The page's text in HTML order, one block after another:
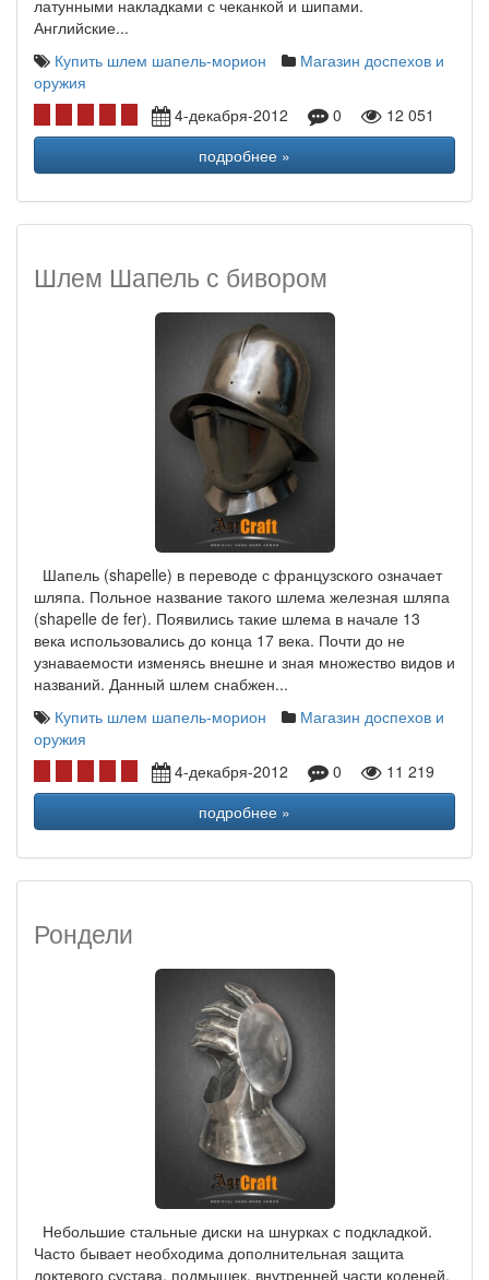
латунными накладками с чеканкой и шипами.
Английские...
Купить шлем шапель-морион
Магазин доспехов и
оружия
4-декабря-2012
0
12 051
подробнее »
Шлем Шапель с бивором
Шапель (shapelle) в переводе с французского означает
шляпа. Польное название такого шлема железная шляпа
(shapelle de fer). Появились такие шлема в начале 13
века использовались до конца 17 века. Почти до не
узнаваемости изменясь внешне и зная множество видов и
названий. Данный шлем снабжен...
Купить шлем шапель-морион
Магазин доспехов и
оружия
4-декабря-2012
0
11 219
подробнее »
Рондели
Небольшие стальные диски на шнурках с подкладкой.
Часто бывает необходима дополнительная защита
локтевого сустава, подмышек, внутренней части коленей.